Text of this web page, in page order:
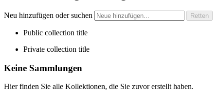
Neu hinzufügen oder suchen
Public collection title
Private collection title
Keine Sammlungen
Hier finden Sie alle Kollektionen, die Sie zuvor erstellt haben.